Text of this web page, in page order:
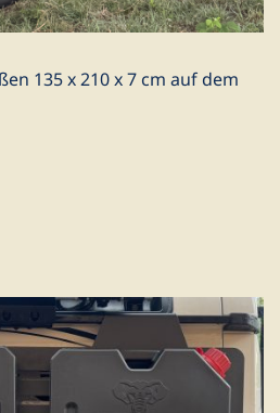
135 x 210 x 7 cm auf dem